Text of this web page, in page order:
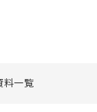
料一覧